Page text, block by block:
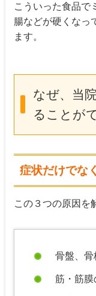
こういった食品で
腸などが硬くなっ
ます。
なぜ、当
ることが
症状だけでな
この３つの原因を
骨盤、骨
筋・筋膜